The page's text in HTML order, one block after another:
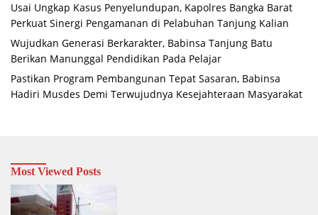
Usai Ungkap Kasus Penyelundupan, Kapolres Bangka Barat
Perkuat Sinergi Pengamanan di Pelabuhan Tanjung Kalian
Wujudkan Generasi Berkarakter, Babinsa Tanjung Batu
Berikan Manunggal Pendidikan Pada Pelajar
Pastikan Program Pembangunan Tepat Sasaran, Babinsa
Hadiri Musdes Demi Terwujudnya Kesejahteraan Masyarakat
Most Viewed Posts